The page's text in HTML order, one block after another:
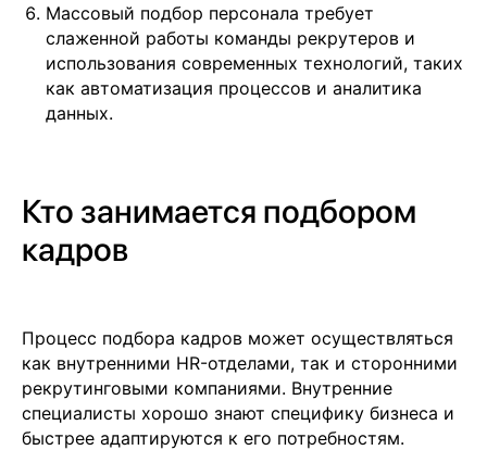
Массовый подбор персонала требует
слаженной работы команды рекрутеров и
использования современных технологий, таких
как автоматизация процессов и аналитика
данных.
Кто занимается подбором
кадров
Процесс подбора кадров может осуществляться
как внутренними HR-отделами, так и сторонними
рекрутинговыми компаниями. Внутренние
специалисты хорошо знают специфику бизнеса и
быстрее адаптируются к его потребностям.